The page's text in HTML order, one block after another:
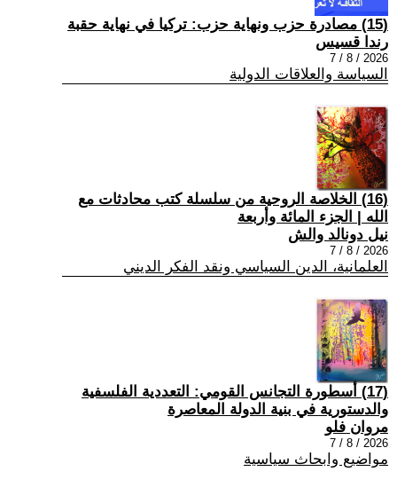
(15) مصادرة حزب ونهاية حزب: تركيا في نهاية حقبة
رندا قسيس
2026 / 8 / 7
السياسة والعلاقات الدولية
(16) الخلاصة الروحية من سلسلة كتب محادثات مع
الله | الجزء المائة وأربعة
نيل دونالد والش
2026 / 8 / 7
العلمانية، الدين السياسي ونقد الفكر الديني
(17) أسطورة التجانس القومي: التعددية الفلسفية
والدستورية في بنية الدولة المعاصرة
مروان فلو
2026 / 8 / 7
مواضيع وابحاث سياسية